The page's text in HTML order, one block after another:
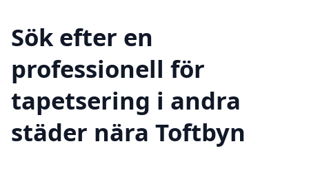
Sök efter en
professionell för
tapetsering i andra
städer nära Toftbyn